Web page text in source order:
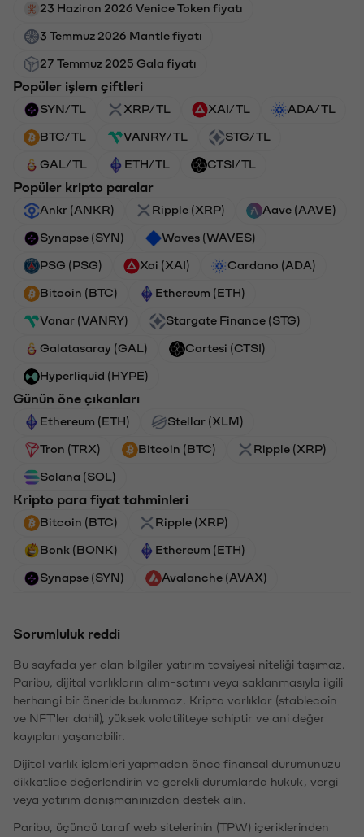
23 Haziran 2026 Venice Token fiyatı
3 Temmuz 2026 Mantle fiyatı
27 Temmuz 2025 Gala fiyatı
Popüler işlem çiftleri
SYN/TL XRP/TL XAI/TL ADA/TL
BTC/TL VANRY/TL STG/TL
GAL/TL ETH/TL CTSI/TL
Popüler kripto paralar
Ankr (ANKR) Ripple (XRP) Aave (AAVE)
Synapse (SYN) Waves (WAVES)
PSG (PSG) Xai (XAI) Cardano (ADA)
Bitcoin (BTC) Ethereum (ETH)
Vanar (VANRY) Stargate Finance (STG)
Galatasaray (GAL) Cartesi (CTSI)
Hyperliquid (HYPE)
Günün öne çıkanları
Ethereum (ETH) Stellar (XLM)
Tron (TRX) Bitcoin (BTC) Ripple (XRP)
Solana (SOL)
Kripto para fiyat tahminleri
Bitcoin (BTC) Ripple (XRP)
Bonk (BONK) Ethereum (ETH)
Synapse (SYN) Avalanche (AVAX)
Sorumluluk reddi
Bu sayfada yer alan bilgiler yatırım tavsiyesi niteliği taşımaz.
Paribu, dijital varlıkların alım-satımı veya saklanmasıyla ilgili
herhangi bir öneride bulunmaz. Kripto varlıklar (stablecoin
ve NFT'ler dahil), yüksek volatiliteye sahiptir ve ani değer
kayıpları yaşanabilir.
Dijital varlık işlemleri yapmadan önce finansal durumunuzu
dikkatlice değerlendirin ve gerekli durumlarda hukuk, vergi
veya yatırım danışmanınızdan destek alın.
Paribu, üçüncü taraf web sitelerinin (TPW) içeriklerinden